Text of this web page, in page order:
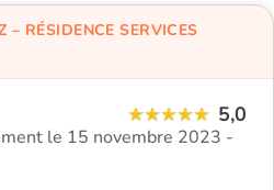
5,0
le 15 novembre 2023 -
RÉSIDENCE SERVICES